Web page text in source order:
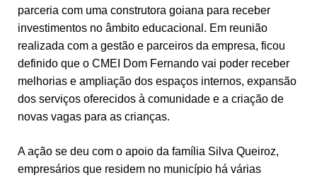
parceria com uma construtora goiana para receber
investimentos no âmbito educacional. Em reunião
realizada com a gestão e parceiros da empresa, ficou
definido que o CMEI Dom Fernando vai poder receber
melhorias e ampliação dos espaços internos, expansão
dos serviços oferecidos à comunidade e a criação de
novas vagas para as crianças.
A ação se deu com o apoio da família Silva Queiroz,
empresários que residem no município há várias